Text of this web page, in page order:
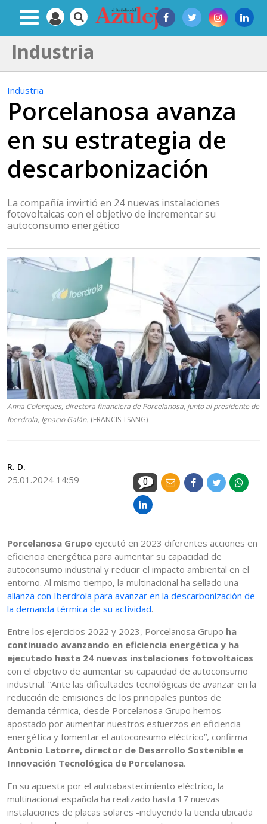
Industria
Industria
Porcelanosa avanza
en su estrategia de
descarbonización
La compañía invirtió en 24 nuevas instalaciones
fotovoltaicas con el objetivo de incrementar su
autoconsumo energético
Anna Colonques, directora financiera de Porcelanosa, junto al presidente de
Iberdrola, Ignacio Galán. (FRANCIS TSANG)
R. D.
25.01.2024 14:59 0
Porcelanosa Grupo ejecutó en 2023 diferentes acciones en
eficiencia energética para aumentar su capacidad de
autoconsumo industrial y reducir el impacto ambiental en el
entorno. Al mismo tiempo, la multinacional ha sellado una
alianza con Iberdrola para avanzar en la descarbonización de
la demanda térmica de su actividad.
Entre los ejercicios 2022 y 2023, Porcelanosa Grupo ha
continuado avanzando en eficiencia energética y ha
ejecutado hasta 24 nuevas instalaciones fotovoltaicas
con el objetivo de aumentar su capacidad de autoconsumo
industrial. “Ante las dificultades tecnológicas de avanzar en la
reducción de emisiones de los principales puntos de
demanda térmica, desde Porcelanosa Grupo hemos
apostado por aumentar nuestros esfuerzos en eficiencia
energética y fomentar el autoconsumo eléctrico”, confirma
Antonio Latorre, director de Desarrollo Sostenible e
Innovación Tecnológica de Porcelanosa.
En su apuesta por el autoabastecimiento eléctrico, la
multinacional española ha realizado hasta 17 nuevas
instalaciones de placas solares -incluyendo la tienda ubicada